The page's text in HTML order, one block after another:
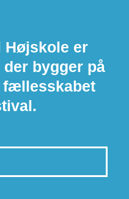
Højskole er
bygger på
fællesskabet